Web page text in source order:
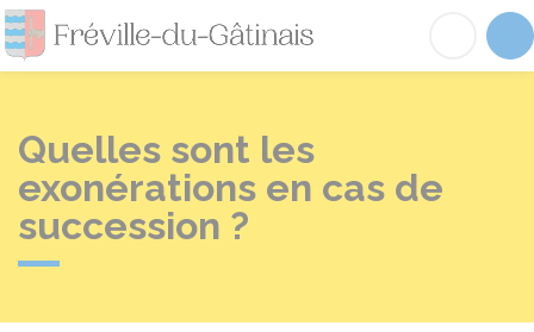
Fréville-du-
Quelles sont les
exonérations en cas de
succession ?